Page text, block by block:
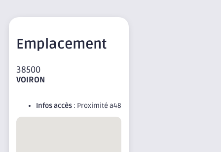
Emplacement
38500
VOIRON
Infos accès : Proximité a48